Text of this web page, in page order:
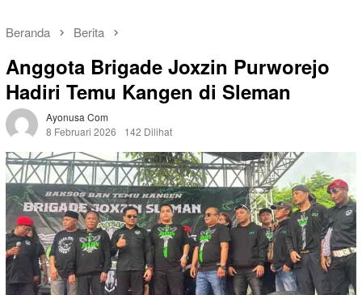
Beranda Berita
Anggota Brigade Joxzin Purworejo
Hadiri Temu Kangen di Sleman
Ayonusa Com
8 Februari 2026
142 Dilihat